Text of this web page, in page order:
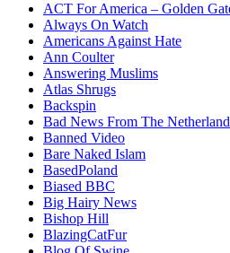
ACT For America – Golden
Always On Watch
Americans Against Hate
Ann Coulter
Answering Muslims
Atlas Shrugs
Backspin
Bad News From The
Banned Video
Bare Naked Islam
BasedPoland
Biased BBC
Big Hairy News
Bishop Hill
BlazingCatFur